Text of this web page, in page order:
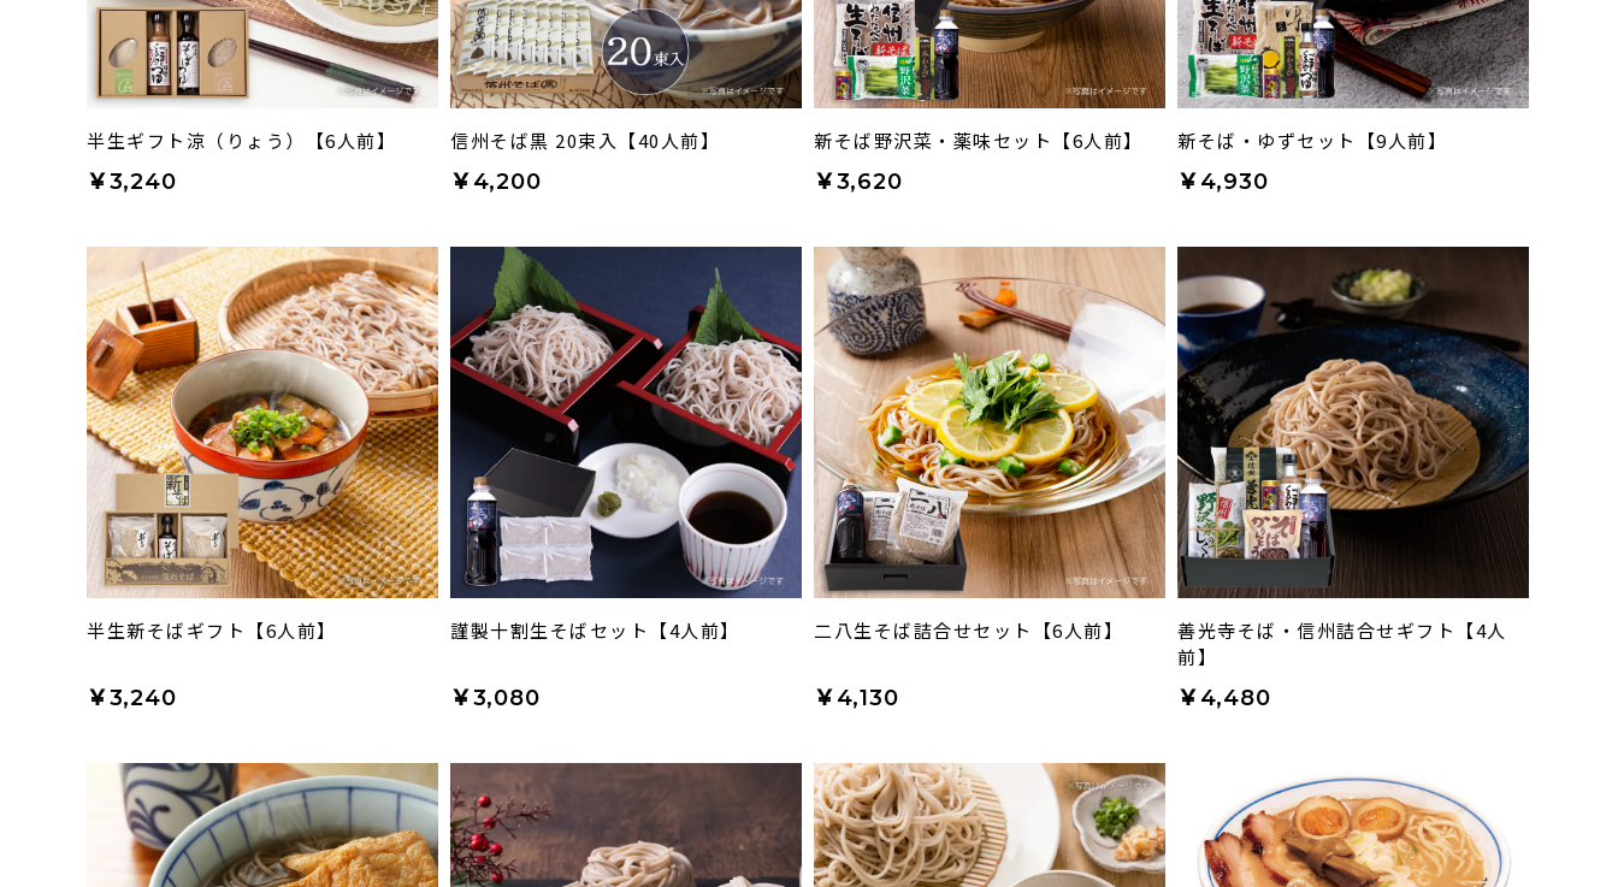
半生ギフト涼（りょう）【6人前】
￥3,240
信州そば黒 20束入【40人前】
￥4,200
新そば野沢菜・薬味セット【6人前】
￥3,620
新そば・ゆずセット【9人前】
￥4,930
半生新そばギフト【6人前】
￥3,240
謹製十割生そばセット【4人前】
￥3,080
二八生そば詰合せセット【6人前】
￥4,130
善光寺そば・信州詰合せギフト【4人
前】
￥4,480